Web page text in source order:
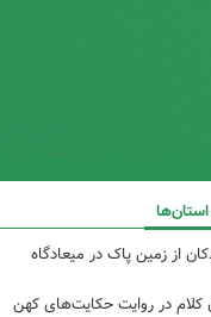
استان‌ها
از زمین پاک در میعادگاه
در روایت حکایت‌های کهن